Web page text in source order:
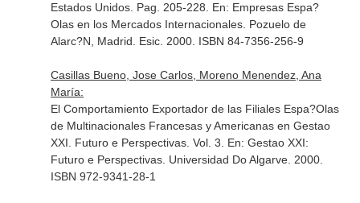
Estados Unidos. Pag. 205-228. En: Empresas Espa?
Olas en los Mercados Internacionales. Pozuelo de
Alarc?N, Madrid. Esic. 2000. ISBN 84-7356-256-9
Casillas Bueno, Jose Carlos, Moreno Menendez, Ana
María:
El Comportamiento Exportador de las Filiales Espa?Olas
de Multinacionales Francesas y Americanas en Gestao
XXI. Futuro e Perspectivas. Vol. 3. En: Gestao XXI:
Futuro e Perspectivas. Universidad Do Algarve. 2000.
ISBN 972-9341-28-1